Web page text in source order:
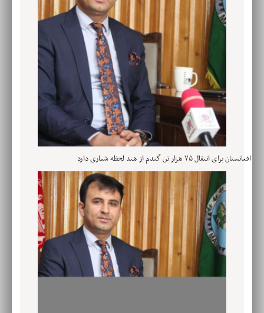
افغانستان برای انتقال ۷۵ هزار تن گندم از هند لحظه شماری دارد